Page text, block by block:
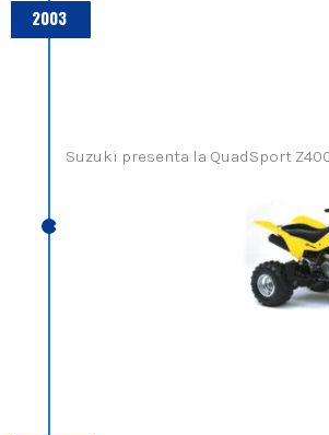
2003
Suzuki presenta la QuadSport